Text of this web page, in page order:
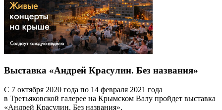
Выставка «Андрей Красулин. Без названия»
С 7 октября 2020 года по 14 февраля 2021 года
в Третьяковской галерее на Крымском Валу пройдет выставка
«Андрей Красулин. Без названия».